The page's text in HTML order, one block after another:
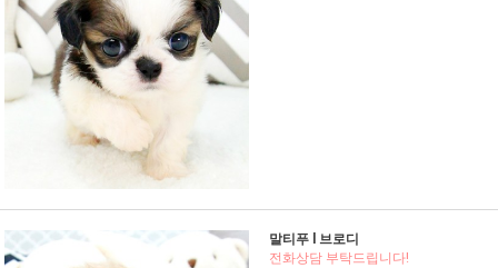
말티푸 l 브로디
전화상담 부탁드립니다!